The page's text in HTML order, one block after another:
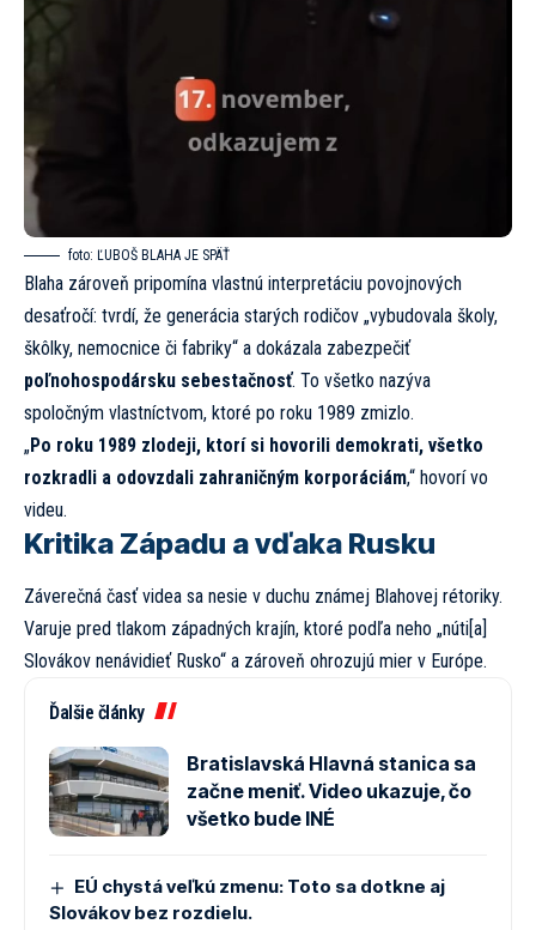
foto: ĽUBOŠ BLAHA JE SPÄŤ
Blaha zároveň pripomína vlastnú interpretáciu povojnových
desaťročí: tvrdí, že generácia starých rodičov „vybudovala školy,
škôlky, nemocnice či fabriky“ a dokázala zabezpečiť
poľnohospodársku sebestačnosť. To všetko nazýva
spoločným vlastníctvom, ktoré po roku 1989 zmizlo.
„Po roku 1989 zlodeji, ktorí si hovorili demokrati, všetko
rozkradli a odovzdali zahraničným korporáciám,“ hovorí vo
videu.
Kritika Západu a vďaka Rusku
Záverečná časť videa sa nesie v duchu známej Blahovej rétoriky.
Varuje pred tlakom západných krajín, ktoré podľa neho „núti[a]
Slovákov nenávidieť Rusko“ a zároveň ohrozujú mier v Európe.
Ďalšie články
Bratislavská Hlavná stanica sa
začne meniť. Video ukazuje, čo
všetko bude INÉ
EÚ chystá veľkú zmenu: Toto sa dotkne aj
Slovákov bez rozdielu.